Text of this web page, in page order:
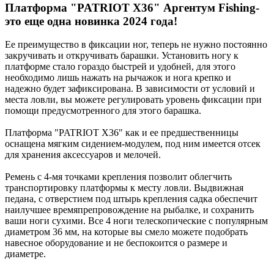
Платформа "PATRIOT X36" Аргентум Fishing-
это еще одна новинка 2024 года!
Ее преимущество в фиксации ног, теперь не нужно постоянно
закручивать и откручивать барашки. Установить ногу к
платформе стало гораздо быстрей и удобней, для этого
необходимо лишь нажать на рычажок и нога крепко и
надежно будет зафиксирована. В зависимости от условий и
места ловли, вы можете регулировать уровень фиксации при
помощи предусмотренного для этого барашка.
Платформа "PATRIOT X36" как и ее предшественницы
оснащена мягким сидением-модулем, под ним имеется отсек
для хранения аксессуаров и мелочей.
Ремень с 4-мя точками крепления позволит облегчить
транспортировку платформы к месту ловли. Выдвижная
педана, с отверстием под штырь крепления садка обеспечит
наилучшее времяпрепровождение на рыбалке, и сохранить
ваши ноги сухими. Все 4 ноги телескопические с популярным
диаметром 36 мм, на которые вы смело можете подобрать
навесное оборудование и не беспокоится о размере и
диаметре.